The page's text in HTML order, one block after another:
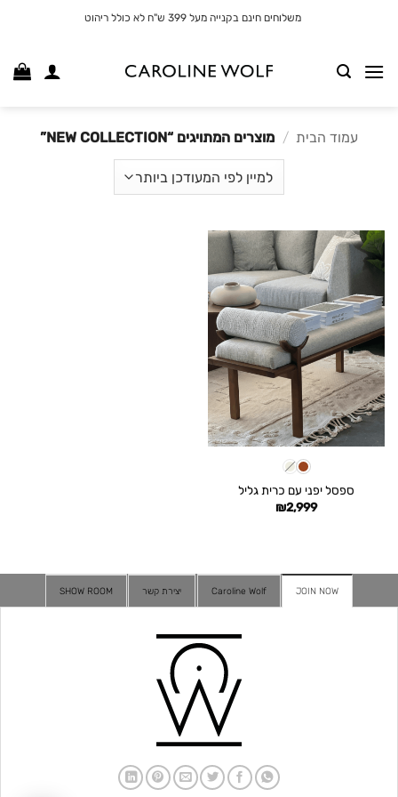
משלוחים חינם בקנייה מעל 399 ש"ח לא כולל ריהוט
עמוד הבית / מוצרים המתויגים “NEW COLLECTION”
ספסל יפני עם כרית גליל
₪2,999
JOIN NOW
Caroline Wolf יצירת קשר SHOW ROOM